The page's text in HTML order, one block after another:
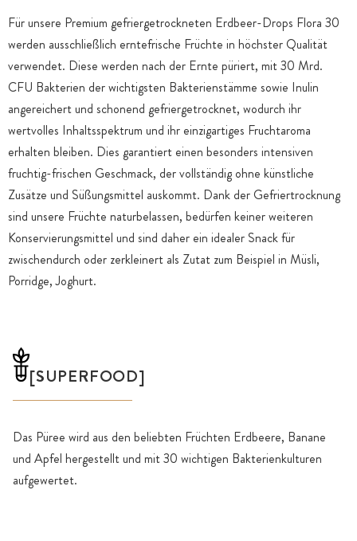
Für unsere Premium gefriergetrockneten Erdbeer-Drops Flora 30
werden ausschließlich erntefrische Früchte in höchster Qualität
verwendet. Diese werden nach der Ernte püriert, mit 30 Mrd.
CFU Bakterien der wichtigsten Bakterienstämme sowie Inulin
angereichert und schonend gefriergetrocknet, wodurch ihr
wertvolles Inhaltsspektrum und ihr einzigartiges Fruchtaroma
erhalten bleiben. Dies garantiert einen besonders intensiven
fruchtig-frischen Geschmack, der vollständig ohne künstliche
Zusätze und Süßungsmittel auskommt. Dank der Gefriertrocknung
sind unsere Früchte naturbelassen, bedürfen keiner weiteren
Konservierungsmittel und sind daher ein idealer Snack für
zwischendurch oder zerkleinert als Zutat zum Beispiel in Müsli,
Porridge, Joghurt.
[SUPERFOOD]
Das Püree wird aus den beliebten Früchten Erdbeere, Banane
und Apfel hergestellt und mit 30 wichtigen Bakterienkulturen
aufgewertet.